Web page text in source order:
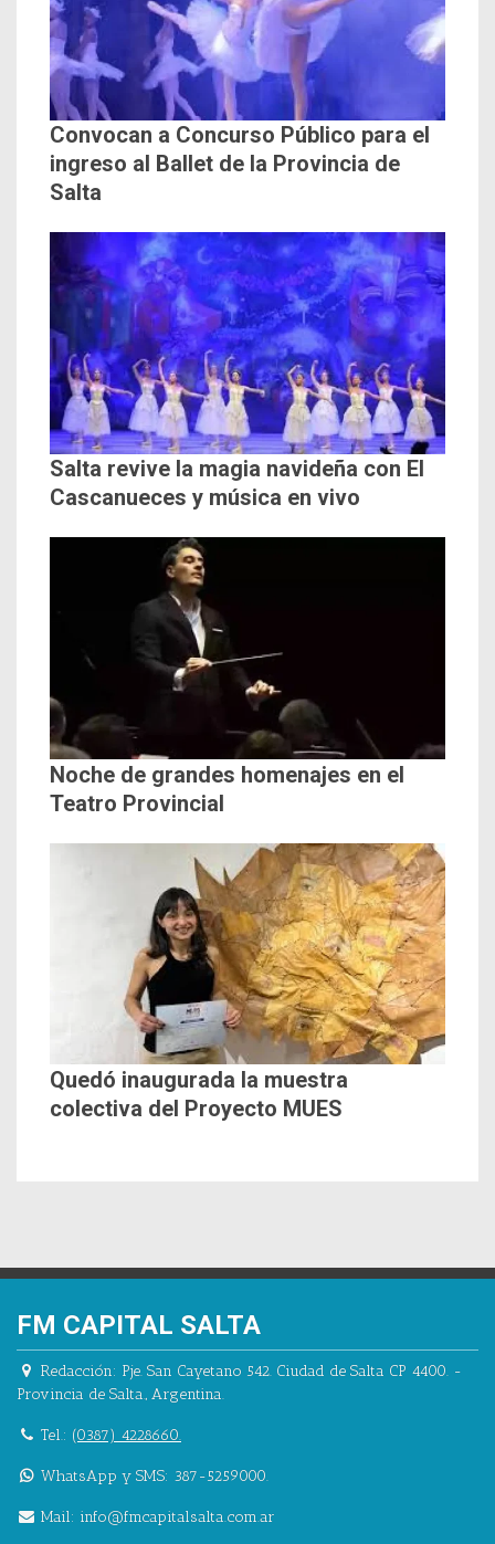
Convocan a Concurso Público para el
ingreso al Ballet de la Provincia de
Salta
Salta revive la magia navideña con El
Cascanueces y música en vivo
Noche de grandes homenajes en el
Teatro Provincial
Quedó inaugurada la muestra
colectiva del Proyecto MUES
FM CAPITAL SALTA
Redacción: Pje. San Cayetano 542. Ciudad de Salta CP 4400. -
Provincia de Salta., Argentina.
Tel.: (0387) 4228660.
WhatsApp y SMS: 387-5259000.
Mail: info@fmcapitalsalta.com.ar